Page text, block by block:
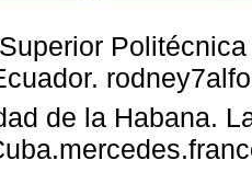
de la Habana.